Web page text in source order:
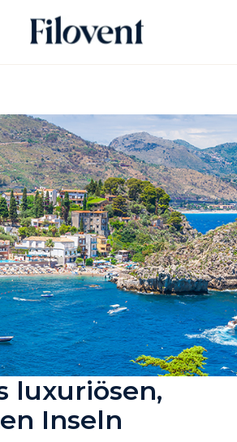
luxuriösen,
Inseln